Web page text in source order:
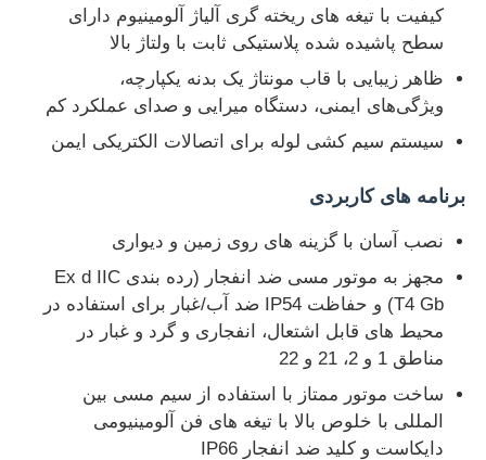
کیفیت با تیغه های ریخته گری آلیاژ آلومینیوم دارای
سطح پاشیده شده پلاستیکی ثابت با ولتاژ بالا
ظاهر زیبایی با قاب مونتاژ یک بدنه یکپارچه،
ویژگی‌های ایمنی، دستگاه میرایی و صدای عملکرد کم
سیستم سیم کشی لوله برای اتصالات الکتریکی ایمن
برنامه های کاربردی
نصب آسان با گزینه های روی زمین و دیواری
مجهز به موتور مسی ضد انفجار (رده بندی Ex d IIC
T4 Gb) و حفاظت IP54 ضد آب/غبار برای استفاده در
محیط های قابل اشتعال، انفجاری و گرد و غبار در
مناطق 1 و 2، 21 و 22
ساخت موتور ممتاز با استفاده از سیم مسی بین
المللی با خلوص بالا با تیغه های فن آلومینیومی
دایکاست و کلید ضد انفجار IP66